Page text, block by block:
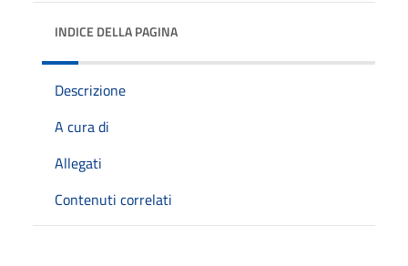
INDICE DELLA PAGINA
Descrizione
A cura di
Allegati
Contenuti correlati